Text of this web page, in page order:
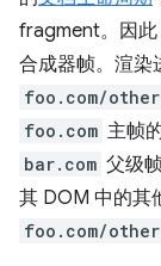
fragment。因此
合成器帧。渲染
foo.com/
foo.com 主帧
bar.com 父级
其 DOM 中的其
foo.com/